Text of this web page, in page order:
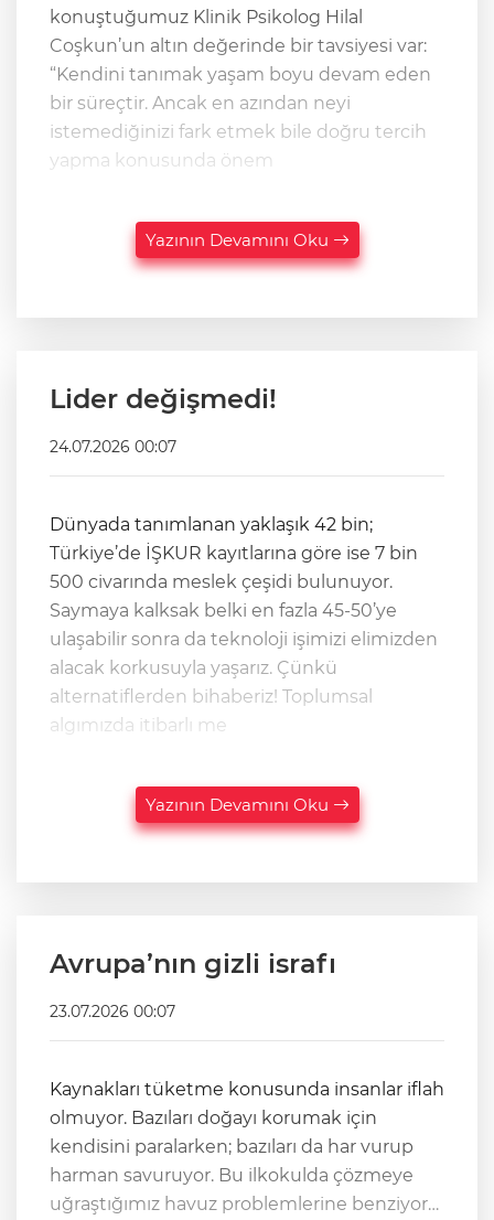
konuştuğumuz Klinik Psikolog Hilal
Coşkun’un altın değerinde bir tavsiyesi var:
“Kendini tanımak yaşam boyu devam eden
bir süreçtir. Ancak en azından neyi
istemediğinizi fark etmek bile doğru tercih
yapma konusunda önem
Yazının Devamını Oku
Lider değişmedi!
24.07.2026 00:07
Dünyada tanımlanan yaklaşık 42 bin;
Türkiye’de İŞKUR kayıtlarına göre ise 7 bin
500 civarında meslek çeşidi bulunuyor.
Saymaya kalksak belki en fazla 45-50’ye
ulaşabilir sonra da teknoloji işimizi elimizden
alacak korkusuyla yaşarız. Çünkü
alternatiflerden bihaberiz! Toplumsal
algımızda itibarlı me
Yazının Devamını Oku
Avrupa’nın gizli israfı
23.07.2026 00:07
Kaynakları tüketme konusunda insanlar iflah
olmuyor. Bazıları doğayı korumak için
kendisini paralarken; bazıları da har vurup
harman savuruyor. Bu ilkokulda çözmeye
uğraştığımız havuz problemlerine benziyor…